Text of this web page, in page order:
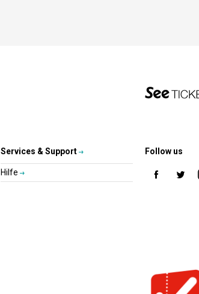
Services & Support
Hilfe
Follow us